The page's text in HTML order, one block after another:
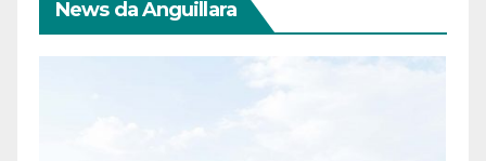
News da Anguillara